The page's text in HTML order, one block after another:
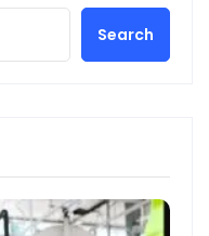
Search